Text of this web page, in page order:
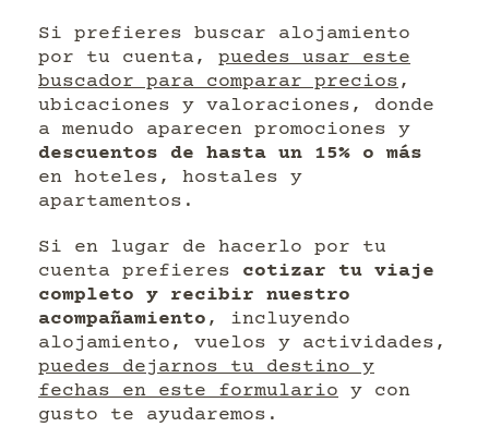
Si prefieres buscar alojamiento
por tu cuenta, puedes usar este
buscador para comparar precios ,
ubicaciones y valoraciones, donde
a menudo aparecen promociones y
descuentos de hasta un 15% o más
en hoteles, hostales y
apartamentos.
Si en lugar de hacerlo por tu
cuenta prefieres cotizar tu viaje
completo y recibir nuestro
acompañamiento , incluyendo
alojamiento, vuelos y actividades,
puedes dejarnos tu destino y
fechas en este formulario y con
gusto te ayudaremos.